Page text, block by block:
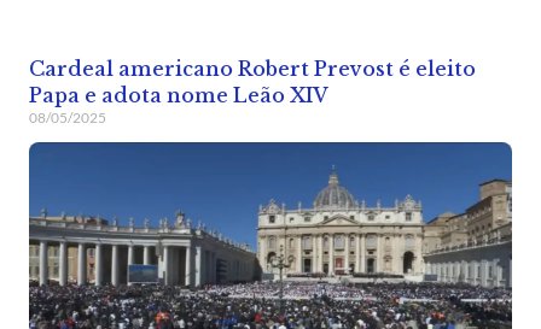
Cardeal americano Robert Prevost é eleito
Papa e adota nome Leão XIV
08/05/2025